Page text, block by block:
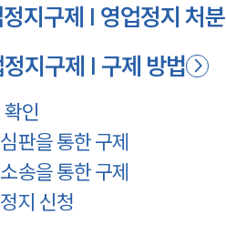
지구제 | 영업정지 처
지구제 | 구제 방법
인
판을 통한 구제
송을 통한 구제
지 신청